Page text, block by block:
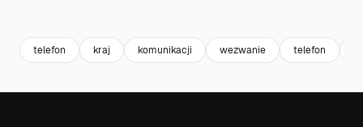
telefon kraj komunikacji wezwanie telefon